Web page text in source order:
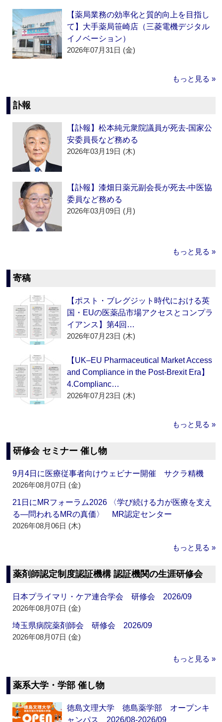
【薬局業務の効率化と質的向上を目指し
て】大手薬局笹崎店（三菱電機デジタル
イノベーション）
2026年07月31日 (金)
もっと見る »
訃報
【訃報】松本純元衆院議員が死去‐国家公
安委員長など務める
2026年03月19日 (木)
【訃報】漆畑日薬元副会長が死去‐中医協
委員など務める
2026年03月09日 (月)
もっと見る »
寄稿
【ポスト・ブレグジット時代における英
国・EUの医薬品市場アクセスとコンプラ
イアンス】第4回…
2026年07月23日 (木)
【UK–EU Pharmaceutical Market Access
and Compliance in the Post-Brexit Era】
4.Complianc…
2026年07月23日 (木)
もっと見る »
研修会 セミナー 催し物
9月4日に医療従事者向けウェビナー開催 サクラ精機
2026年08月07日 (金)
21日にMRフォーラム2026 〈学び続ける力が医療を支え
る―問われるMRの真価〉 MR認定センター
2026年08月06日 (木)
もっと見る »
薬剤師認定制度認証機構 認証機関の生涯研修会
日本プライマリ・ケア連合学会 研修会 2026/09
2026年08月07日 (金)
埼玉県病院薬剤師会 研修会 2026/09
2026年08月07日 (金)
もっと見る »
薬系大学・学部 催し物
徳島文理大学 徳島薬学部 オープンキ
ャンパス 2026/08-2026/09